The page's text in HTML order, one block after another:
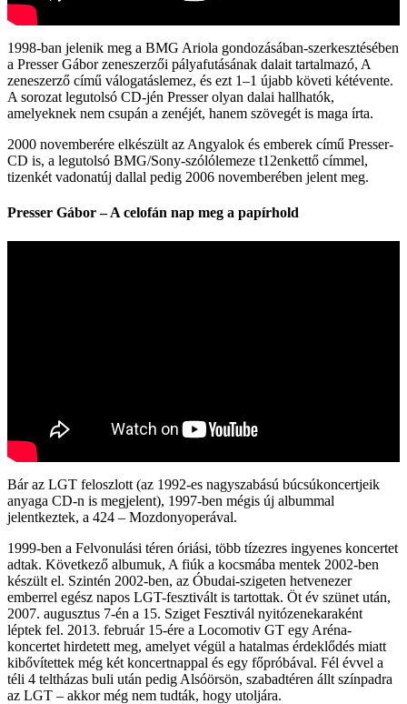
1998‑ban jelenik meg a BMG Ariola gondozásában-szerkesztésében
a Presser Gábor zeneszerzői pályafutásának dalait tartalmazó, A
zeneszerző című válogatáslemez, és ezt 1–1 újabb követi kétévente.
A sorozat legutolsó CD-jén Presser olyan dalai hallhatók,
amelyeknek nem csupán a zenéjét, hanem szövegét is maga írta.
2000 novemberére elkészült az Angyalok és emberek című Presser-
CD is, a legutolsó BMG/Sony-szólólemeze t12enkettő címmel,
tizenkét vadonatúj dallal pedig 2006 novemberében jelent meg.
Presser Gábor – A celofán nap meg a papírhold
Bár az LGT feloszlott (az 1992-es nagyszabású búcsúkoncertjeik
anyaga CD-n is megjelent), 1997-ben mégis új albummal
jelentkeztek, a 424 – Mozdonyoperával.
1999-ben a Felvonulási téren óriási, több tízezres ingyenes koncertet
adtak. Következő albumuk, A fiúk a kocsmába mentek 2002-ben
készült el. Szintén 2002-ben, az Óbudai-szigeten hetvenezer
emberrel egész napos LGT-fesztivált is tartottak. Öt év szünet után,
2007. augusztus 7-én a 15. Sziget Fesztivál nyitózenekaraként
léptek fel. 2013. február 15‑ére a Locomotiv GT egy Aréna-
koncertet hirdetett meg, amelyet végül a hatalmas érdeklődés miatt
kibővítettek még két koncertnappal és egy főpróbával. Fél évvel a
téli 4 teltházas buli után pedig Alsóörsön, szabadtéren állt színpadra
az LGT – akkor még nem tudták, hogy utoljára.